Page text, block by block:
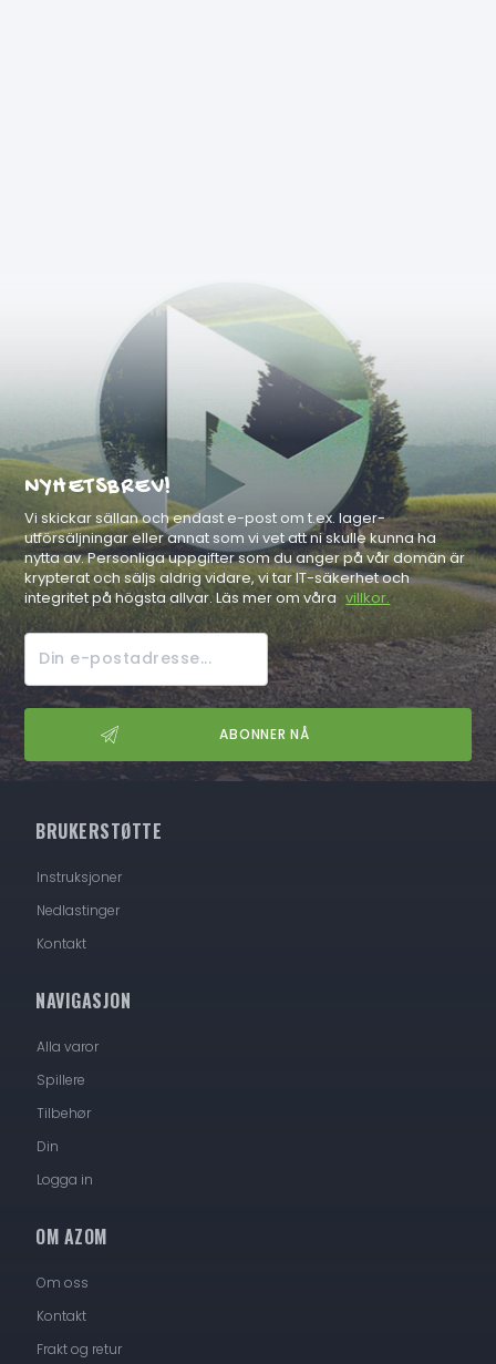
NYHETSBREV!
Vi skickar sällan och endast e-post om t.ex. lager-
utförsäljningar eller annat som vi vet att ni skulle kunna ha
nytta av. Personliga uppgifter som du anger på vår domän är
krypterat och säljs aldrig vidare, vi tar IT-säkerhet och
integritet på högsta allvar. Läs mer om våra villkor.
BRUKERSTØTTE
Instruksjoner
Nedlastinger
Kontakt
NAVIGASJON
Alla varor
Spillere
Tilbehør
Din
Logga in
OM AZOM
Om oss
Kontakt
Frakt og retur